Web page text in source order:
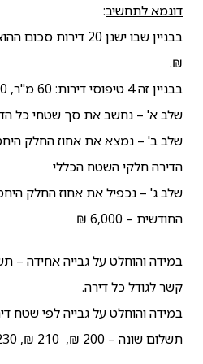
דוגמא לתחשיב:
₪.
בבניין זה 4 טיפוסי דירות: 60 מ"ר, 80 מ"ר, 95 מ"ר, 120 מ"ר
שלב א' – נחשב את סך שטחי כל הדירות
שלב ב' – נמצא את אחוז החלק
הדירה חלקי השטח הכללי
שלב ג' – נכפיל את אחוז החלק
החודשית – 6,000 ₪
קשר לגודל כל דירה.
במידה והוחלט על גבייה לפי שטח
תשלום שונה – 200 ₪, 210 ₪, 230, ₪, 270 ₪ בהתאמה.